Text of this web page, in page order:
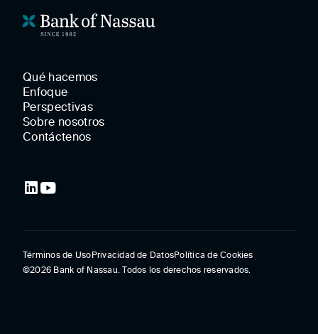
Qué hacemos
Enfoque
Perspectivas
Sobre nosotros
Contáctenos
Términos de Uso Privacidad de DatosPolítica de Cookies
©2026 Bank of Nassau. Todos los derechos reservados.